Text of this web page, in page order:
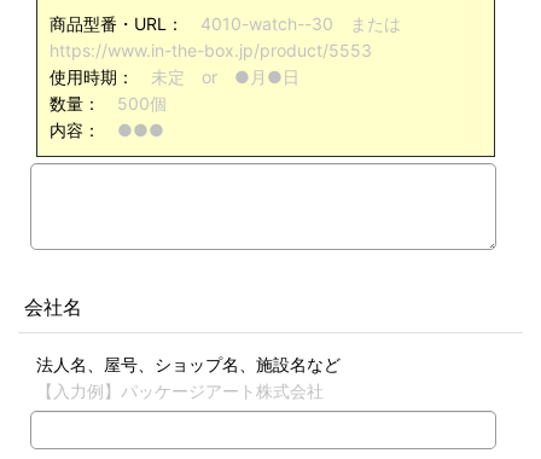
商品型番・URL： 4010-watch--30 または
https://www.in-the-box.jp/product/5553
使用時期： 未定 or ●月●日
数量： 500個
内容： ●●●
会社名
法人名、屋号、ショップ名、施設名など
【入力例】パッケージアート株式会社